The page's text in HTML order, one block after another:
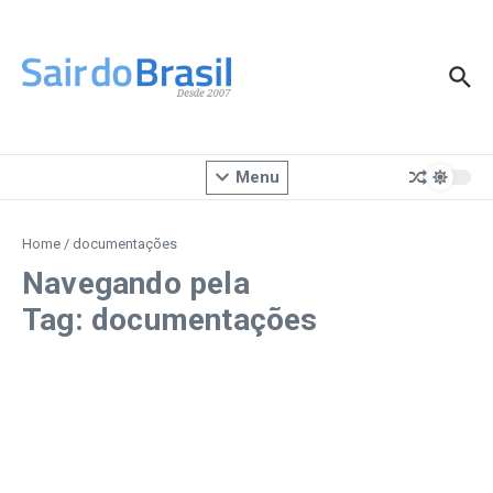
Menu
Home / documentações
Navegando pela
Tag: documentações